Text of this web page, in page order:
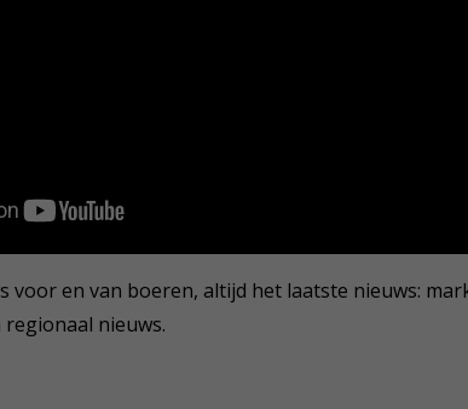
voor en van boeren, altijd het laatste nieuws:
nieuws.